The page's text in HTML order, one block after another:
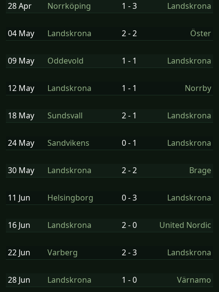
28 Apr Norrköping 1 - 3 Landskrona
04 May Landskrona 2 - 2 Öster
09 May Oddevold 1 - 1 Landskrona
12 May Landskrona 1 - 1 Norrby
18 May Sundsvall 2 - 1 Landskrona
24 May Sandvikens 0 - 1 Landskrona
30 May Landskrona 2 - 2 Brage
11 Jun Helsingborg 0 - 3 Landskrona
16 Jun Landskrona 2 - 0 United Nordic
22 Jun Varberg 2 - 3 Landskrona
28 Jun Landskrona 1 - 0 Värnamo